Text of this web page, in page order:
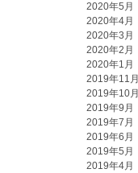
2020年5月
2020年4月
2020年3月
2020年2月
2020年1月
2019年11月
2019年10月
2019年9月
2019年7月
2019年6月
2019年5月
2019年4月